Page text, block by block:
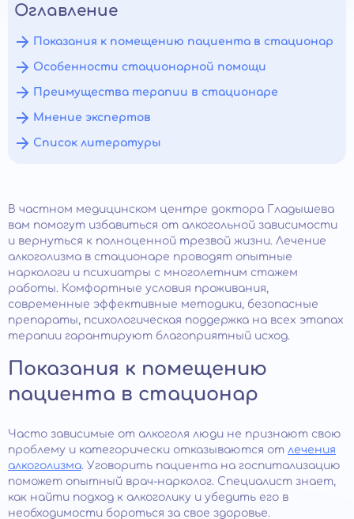
Оглавление
Показания к помещению пациента в стационар
Особенности стационарной помощи
Преимущества терапии в стационаре
Мнение экспертов
Список литературы
В частном медицинском центре доктора Гладышева
вам помогут избавиться от алкогольной зависимости
и вернуться к полноценной трезвой жизни. Лечение
алкоголизма в стационаре проводят опытные
наркологи и психиатры с многолетним стажем
работы. Комфортные условия проживания,
современные эффективные методики, безопасные
препараты, психологическая поддержка на всех этапах
терапии гарантируют благоприятный исход.
Показания к помещению
пациента в стационар
Часто зависимые от алкоголя люди не признают свою
проблему и категорически отказываются от лечения
алкоголизма. Уговорить пациента на госпитализацию
поможет опытный врач-нарколог. Специалист знает,
как найти подход к алкоголику и убедить его в
необходимости бороться за свое здоровье.